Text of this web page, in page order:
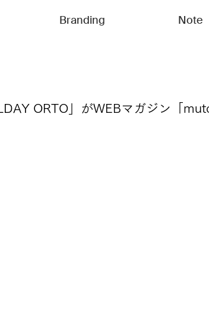
Branding Note
ORTO」がWEBマガジン「